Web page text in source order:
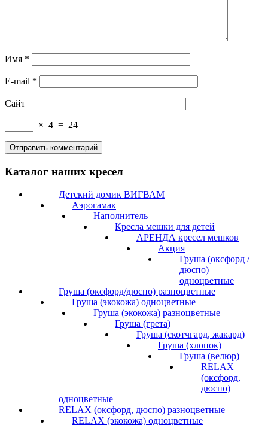
Имя *
E-mail *
Сайт
× 4 = 24
Каталог наших кресел
Детский домик ВИГВАМ
Аэрогамак
Наполнитель
Кресла мешки для детей
АРЕНДА кресел мешков
Акция
Груша (оксфорд /
дюспо)
одноцветные
Груша (оксфорд/дюспо) разноцветные
Груша (экокожа) одноцветные
Груша (экокожа) разноцветные
Груша (грета)
Груша (скотчгард, жакард)
Груша (хлопок)
Груша (велюр)
RELAX
(оксфорд,
дюспо)
одноцветные
RELAX (оксфорд, дюспо) разноцветные
RELAX (экокожа) одноцветные